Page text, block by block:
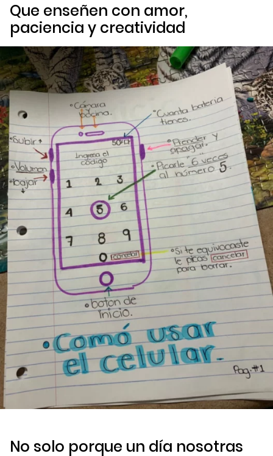
Que enseñen con amor,
paciencia y creatividad
No solo porque un día nosotras